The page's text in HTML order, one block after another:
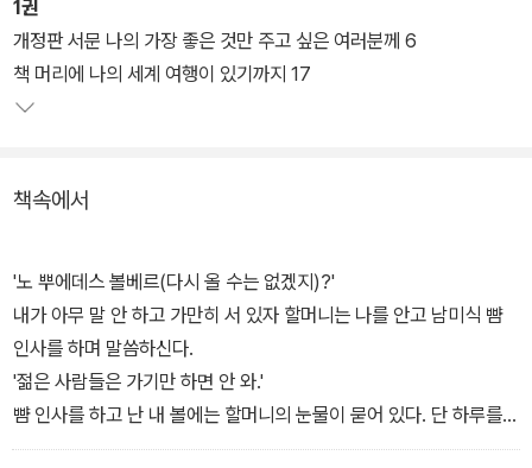
린 시절에 계획한 '걸어서 세계 일주'를 실현하기 위해 과감히 사표를
던지고 여행길에 오르기까지의 과정이 나온다. 아프리카, 중동, 중앙
아시아를 다니며 만난 수많은 사람들과 여러 가지 사건들을 들려준
<바람의 딸, 걸어서 지구 세 바퀴 반 2> 중남아메리카,알래스카
식들을 친구처럼 대하던 흑인 노예의 후예 온두라스의 훌리안 아저
씨, 볼리비아의 인적 드문 산속의 다 쓰러져가는 초가에서 도시로 떠
난 아들을 기다리며 혼자 살고 있던 할머니 등 사람들은 소박한 진실
을 온몸으로 말해준다.
1권
개정판 서문 나의 가장 좋은 것만 주고 싶은 여러분께 6
책 머리에 나의 세계 여행이 있기까지 17
책속에서
'노 뿌에데스 볼베르(다시 올 수는 없겠지)?'
내가 아무 말 안 하고 가만히 서 있자 할머니는 나를 안고 남미식 뺨
인사를 하며 말씀하신다.
'젊은 사람들은 가기만 하면 안 와.'
뺨 인사를 하고 난 내 볼에는 할머니의 눈물이 묻어 있다. 단 하루를
머물렀을 뿐인데, 불현듯 미안한 마음이 든다. 할머니에게 하루치의